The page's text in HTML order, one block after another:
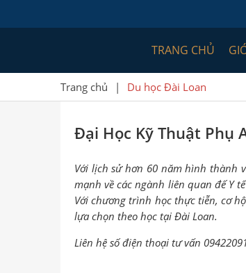
TRANG CHỦ
Trang chủ | Du học Đài Loan
Đại Học Kỹ Thuật Phụ
Với lịch sử hơn 60 năm hình thành
mạnh về các ngành liên quan đế Y
Với chương trình học thực tiễn, cơ
lựa chọn theo học tại Đài Loan.
Liên hệ số điện thoại tư vấn